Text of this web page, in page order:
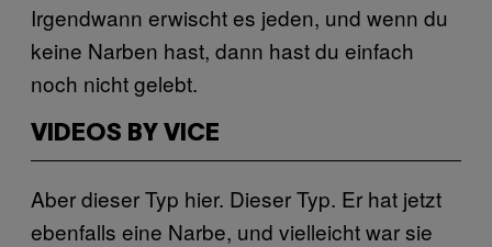
Irgendwann erwischt es jeden, und wenn du
keine Narben hast, dann hast du einfach
noch nicht gelebt.
VIDEOS BY VICE
Aber dieser Typ hier. Dieser Typ. Er hat jetzt
ebenfalls eine Narbe, und vielleicht war sie